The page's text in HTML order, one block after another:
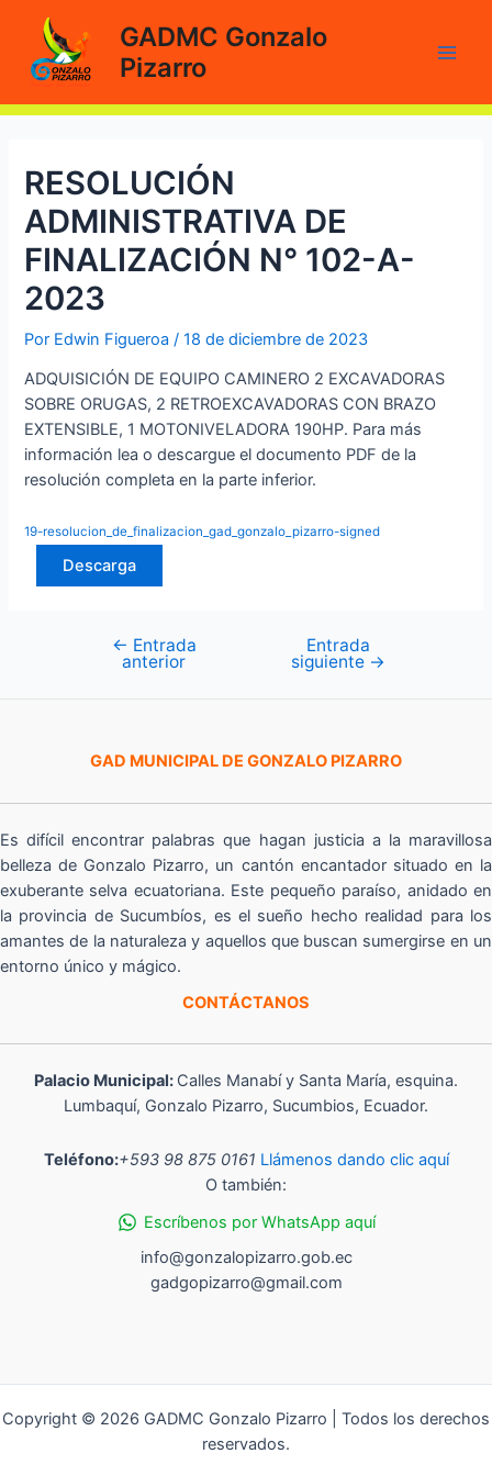
contenido
GADMC Gonzalo
Pizarro
RESOLUCIÓN
ADMINISTRATIVA DE
FINALIZACIÓN N° 102-A-
2023
Por Edwin Figueroa/18 de diciembre de 2023
ADQUISICIÓN DE EQUIPO CAMINERO 2 EXCAVADORAS
SOBRE ORUGAS, 2 RETROEXCAVADORAS CON BRAZO
EXTENSIBLE, 1 MOTONIVELADORA 190HP. Para más
información lea o descargue el documento PDF de la
resolución completa en la parte inferior.
19-resolucion_de_finalizacion_gad_gonzalo_pizarro-signed
Descarga
Navegación
← Entrada
anterior
Entrada
siguiente →
GAD MUNICIPAL DE GONZALO PIZARRO
Es difícil encontrar palabras que hagan justicia a la maravillosa
belleza de Gonzalo Pizarro, un cantón encantador situado en la
exuberante selva ecuatoriana. Este pequeño paraíso, anidado en
la provincia de Sucumbíos, es el sueño hecho realidad para los
amantes de la naturaleza y aquellos que buscan sumergirse en un
entorno único y mágico.
CONTÁCTANOS
Palacio Municipal: Calles Manabí y Santa María, esquina.
Lumbaquí, Gonzalo Pizarro, Sucumbios, Ecuador.
Teléfono:+593 98 875 0161 Llámenos dando clic aquí
O también:
Escríbenos por WhatsApp aquí
info@gonzalopizarro.gob.ec
gadgopizarro@gmail.com
Copyright © 2026 GADMC Gonzalo Pizarro | Todos los derechos
reservados.